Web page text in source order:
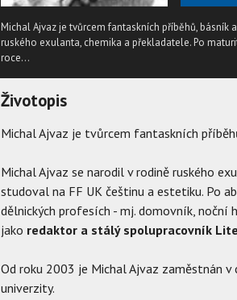
Michal Ajvaz je tvůrcem fantaskních příběhů,
ruského exulanta, chemika a překladatele. Po
roce...
Životopis
Michal Ajvaz je tvůrcem fantaskních
Michal Ajvaz se narodil v rodině ruského
studoval na FF UK češtinu a estetiku. Po
dělnických profesích - mj. domovník, noční
jako redaktor a stálý spolupracovník
Od roku 2003 je Michal Ajvaz zaměstnán
univerzity.